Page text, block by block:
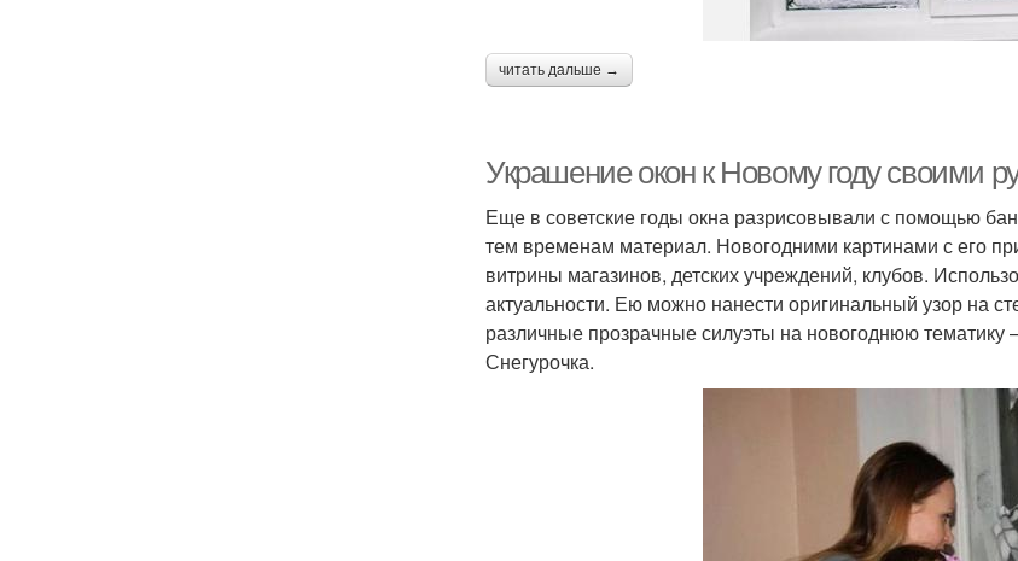
читать дальше →
Украшение окон к Новому году своими
Еще в советские годы окна разрисовывали с помощью
тем временам материал. Новогодними картинами с его
витрины магазинов, детских учреждений, клубов.
актуальности. Ею можно нанести оригинальный узор на
различные прозрачные силуэты на новогоднюю
Снегурочка.